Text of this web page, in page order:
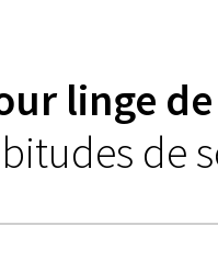
linge de
de